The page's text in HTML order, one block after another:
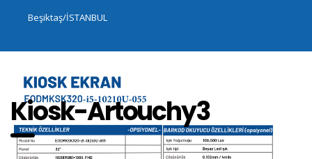
Beşiktaş/İSTANBUL
Kiosk-Artouchy3